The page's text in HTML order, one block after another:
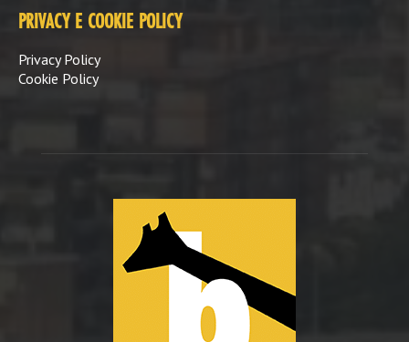
PRIVACY E COOKIE POLICY
Privacy Policy
Cookie Policy